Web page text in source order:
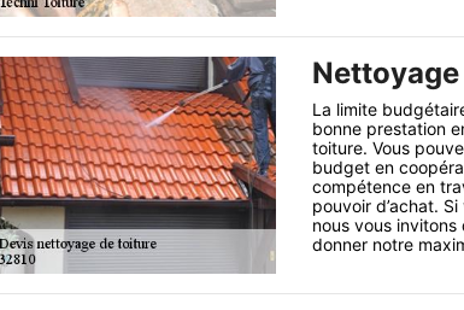
La limite
bonne prestation
toiture. Vous
budget en
compétence en
pouvoir d’achat.
nous vous
donner notre